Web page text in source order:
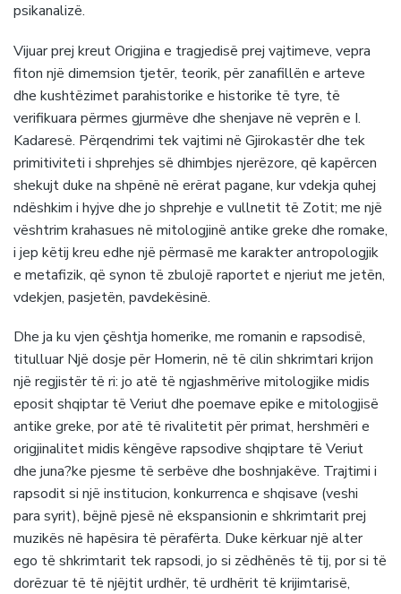
psikanalizë.
Vijuar prej kreut Origjina e tragjedisë prej vajtimeve, vepra
fiton një dimemsion tjetër, teorik, për zanafillën e arteve
dhe kushtëzimet parahistorike e historike të tyre, të
verifikuara përmes gjurmëve dhe shenjave në veprën e I.
Kadaresë. Përqendrimi tek vajtimi në Gjirokastër dhe tek
primitiviteti i shprehjes së dhimbjes njerëzore, që kapërcen
shekujt duke na shpënë në erërat pagane, kur vdekja quhej
ndëshkim i hyjve dhe jo shprehje e vullnetit të Zotit; me një
vështrim krahasues në mitologjinë antike greke dhe romake,
i jep këtij kreu edhe një përmasë me karakter antropologjik
e metafizik, që synon të zbulojë raportet e njeriut me jetën,
vdekjen, pasjetën, pavdekësinë.
Dhe ja ku vjen çështja homerike, me romanin e rapsodisë,
titulluar Një dosje për Homerin, në të cilin shkrimtari krijon
një regjistër të ri: jo atë të ngjashmërive mitologjike midis
eposit shqiptar të Veriut dhe poemave epike e mitologjisë
antike greke, por atë të rivalitetit për primat, hershmëri e
origjinalitet midis këngëve rapsodive shqiptare të Veriut
dhe juna?ke pjesme të serbëve dhe boshnjakëve. Trajtimi i
rapsodit si një institucion, konkurrenca e shqisave (veshi
para syrit), bëjnë pjesë në ekspansionin e shkrimtarit prej
muzikës në hapësira të përafërta. Duke kërkuar një alter
ego të shkrimtarit tek rapsodi, jo si zëdhënës të tij, por si të
dorëzuar të të njëjtit urdhër, të urdhërit të krijimtarisë,